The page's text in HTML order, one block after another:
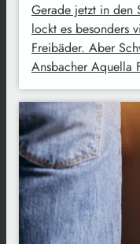
Gerade jetzt in den
lockt es besonders
Freibäder. Aber
Ansbacher